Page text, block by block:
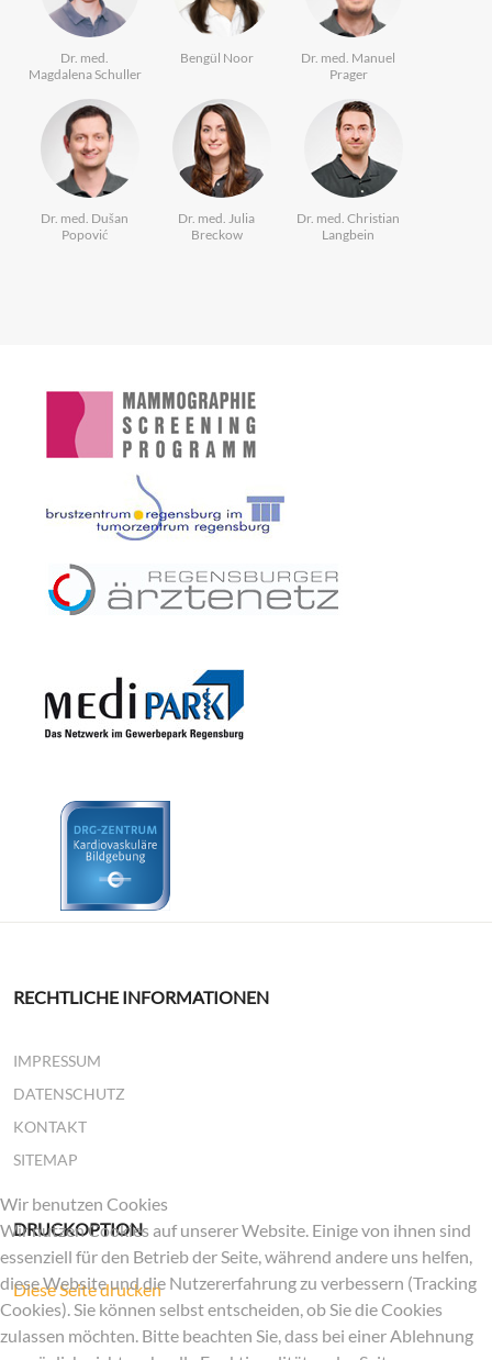
Dr. med.
Magdalena Schuller
Bengül Noor
Dr. med. Manuel
Prager
Dr. med. Dušan
Popović
Dr. med. Julia
Breckow
Dr. med. Christian
Langbein
RECHTLICHE INFORMATIONEN
IMPRESSUM
DATENSCHUTZ
KONTAKT
SITEMAP
DRUCKOPTION
Diese Seite drucken
Wir benutzen Cookies
Wir nutzen Cookies auf unserer Website. Einige von ihnen sind
essenziell für den Betrieb der Seite, während andere uns helfen,
diese Website und die Nutzererfahrung zu verbessern (Tracking
Cookies). Sie können selbst entscheiden, ob Sie die Cookies
zulassen möchten. Bitte beachten Sie, dass bei einer Ablehnung